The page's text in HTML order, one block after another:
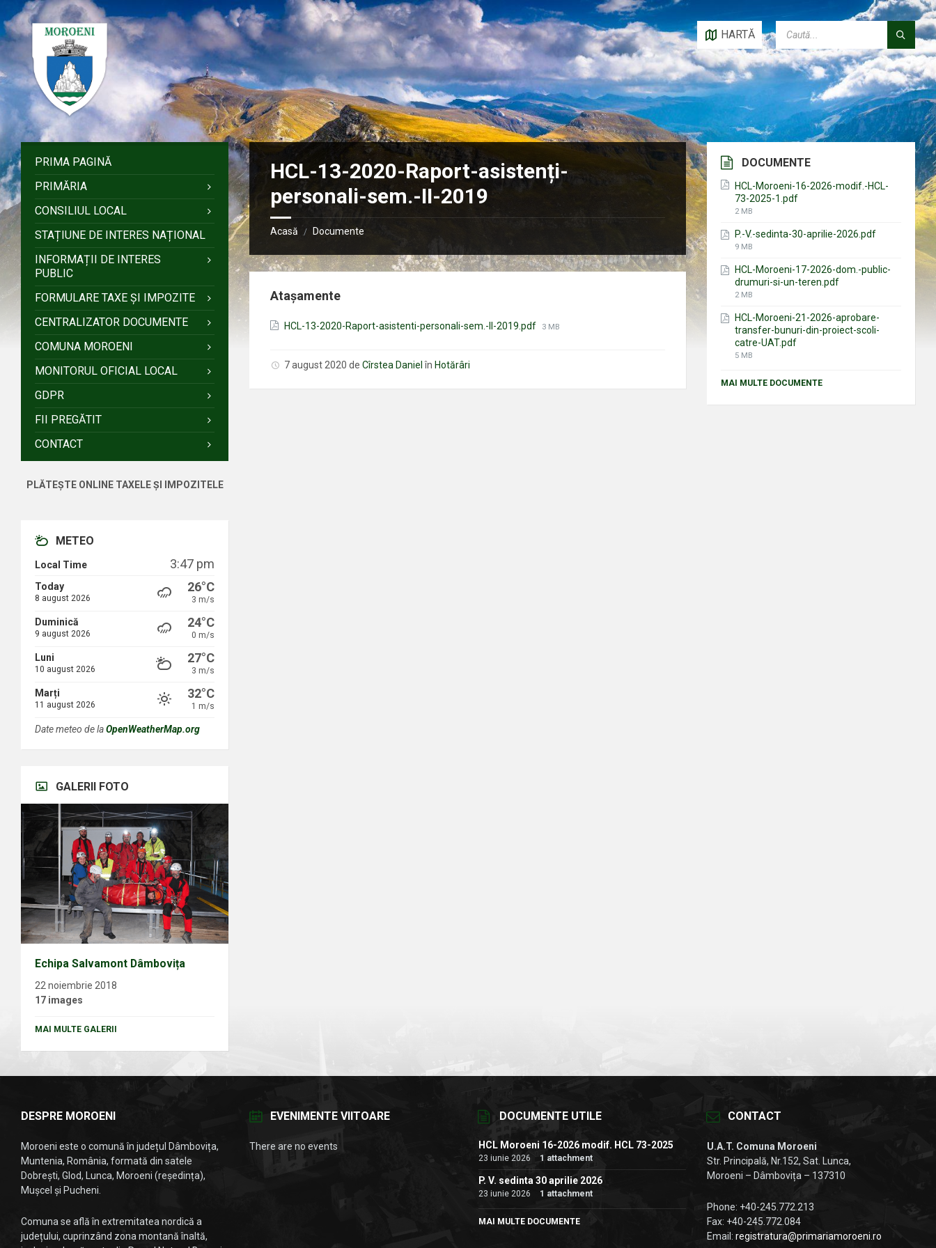
la
conținut
la
bara
laterală
stângă
la
bara
laterală
dreaptă
la
subsol
HARTĂ
HCL-13-2020-Raport-asistenți-
personali-sem.-II-2019
Acasă / Documente
Atașamente
HCL-13-2020-Raport-asistenti-personali-sem.-II-2019.pdf Mărimea
3 MB
7 august 2020deCîrstea Daniel în Hotărâri
PRIMA PAGINĂ
PRIMĂRIA
CONSILIUL LOCAL
STAȚIUNE DE INTERES NAȚIONAL
INFORMAȚII DE INTERES
PUBLIC
FORMULARE TAXE ȘI IMPOZITE
CENTRALIZATOR DOCUMENTE
COMUNA MOROENI
MONITORUL OFICIAL LOCAL
GDPR
FII PREGĂTIT
CONTACT
PLĂTEȘTE ONLINE TAXELE ȘI IMPOZITELE
METEO
Local Time 3:47 pm
Today
8 august 2026
26°C
3 m/s
Duminică
9 august 2026
24°C
0 m/s
Luni
10 august 2026
27°C
3 m/s
Marți
11 august 2026
32°C
1 m/s
Date meteo de laOpenWeatherMap.org
GALERII FOTO
Echipa Salvamont Dâmbovița
22 noiembrie 2018
17 images
MAI MULTE GALERII
DOCUMENTE
HCL-Moroeni-16-2026-modif.-HCL-
73-2025-1.pdf
File
2 MB
P.-V.-sedinta-30-aprilie-2026.pdf
File
9 MB
HCL-Moroeni-17-2026-dom.-public-
drumuri-si-un-teren.pdf
File
2 MB
HCL-Moroeni-21-2026-aprobare-
transfer-bunuri-din-proiect-scoli-
catre-UAT.pdf
File
5 MB
MAI MULTE DOCUMENTE
DESPRE MOROENI
Moroeni este o comună în județul Dâmbovița,
Muntenia, România, formată din satele
Dobrești, Glod, Lunca, Moroeni (reședința),
Mușcel și Pucheni.
Comuna se află în extremitatea nordică a
județului, cuprinzând zona montană înaltă,
EVENIMENTE VIITOARE
There are no events
DOCUMENTE UTILE
HCL Moroeni 16-2026 modif. HCL 73-2025
23 iunie 2026 1 attachment
P. V. sedinta 30 aprilie 2026
23 iunie 2026 1 attachment
MAI MULTE DOCUMENTE
CONTACT
U.A.T. Comuna Moroeni
Str. Principală, Nr.152, Sat. Lunca,
Moroeni – Dâmbovița – 137310
Phone: +40-245.772.213
Fax: +40-245.772.084
Email:registratura@primariamoroeni.ro